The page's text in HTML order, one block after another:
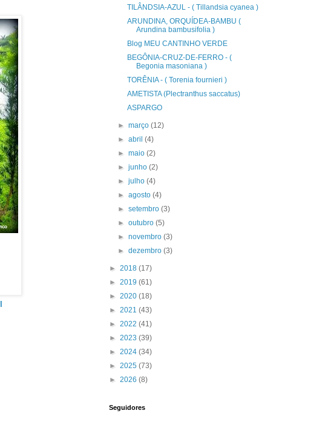
TILÂNDSIA-AZUL - ( Tillandsia cyanea )
ARUNDINA, ORQUÍDEA-BAMBU (
Arundina bambusifolia )
Blog MEU CANTINHO VERDE
BEGÔNIA-CRUZ-DE-FERRO - (
Begonia masoniana )
TORÊNIA - ( Torenia fournieri )
AMETISTA (Plectranthus saccatus)
ASPARGO
►março(12)
►abril(4)
►maio(2)
►junho(2)
►julho(4)
►agosto(4)
►setembro(3)
►outubro(5)
►novembro(3)
►dezembro(3)
► 2018 (17)
► 2019 (61)
► 2020 (18)
► 2021 (43)
► 2022 (41)
► 2023 (39)
► 2024 (34)
► 2025 (73)
► 2026 (8)
Seguidores